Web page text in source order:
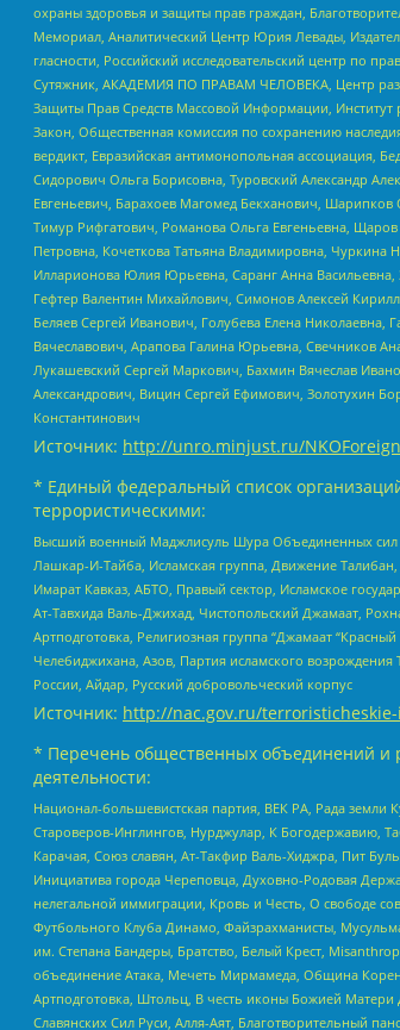
охраны здоровья и защиты прав граждан,
Мемориал, Аналитический Центр Юрия Левады,
гласности, Российский исследовательский центр по
Сутяжник, АКАДЕМИЯ ПО ПРАВАМ ЧЕЛОВЕКА, Центр
Защиты Прав Средств Массовой Информации, Институт
Закон, Общественная комиссия по сохранению
вердикт, Евразийская антимонопольная ассоциация,
Сидорович Ольга Борисовна, Туровский Александр
Евгеньевич, Барахоев Магомед Бекханович,
Тимур Рифгатович, Романова Ольга Евгеньевна,
Петровна, Кочеткова Татьяна Владимировна, Чуркина
Илларионова Юлия Юрьевна, Саранг Анна
Гефтер Валентин Михайлович, Симонов Алексей
Беляев Сергей Иванович, Голубева Елена
Вячеславович, Арапова Галина Юрьевна, Свечников
Лукашевский Сергей Маркович, Бахмин Вячеслав
Александрович, Вицин Сергей Ефимович, Золотухин
Константинович
Источник: http://unro.minjust.ru/
* Единый федеральный список
террористическими:
Высший военный Маджлисуль Шура Объединенных сил
Лашкар-И-Тайба, Исламская группа, Движение
Имарат Кавказ, АБТО, Правый сектор, Исламское
Ат-Тавхида Валь-Джихад, Чистопольский Джамаат,
Артподготовка, Религиозная группа “Джамаат
Челебиджихана, Азов, Партия исламского
России, Айдар, Русский добровольческий корпус
Источник: http://nac.gov.ru/
* Перечень общественных объединений и
деятельности:
Национал-большевистская партия, ВЕК РА, Рада
Староверов-Инглингов, Нурджулар, К Богодержавию,
Карачая, Союз славян, Ат-Такфир Валь-Хиджра, Пит
Инициатива города Череповца, Духовно-Родовая
нелегальной иммиграции, Кровь и Честь, О свободе
Футбольного Клуба Динамо, Файзрахманисты,
им. Степана Бандеры, Братство, Белый Крест,
объединение Атака, Мечеть Мирмамеда, Община
Артподготовка, Штольц, В честь иконы Божией
Славянских Сил Руси, Алля-Аят, Благотворительный